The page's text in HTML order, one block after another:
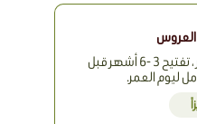
ليزر ، تنظيف ، نضارة ، فيلر ، تفتيح 3 -6 أشهر قبل
ليوم العمر.